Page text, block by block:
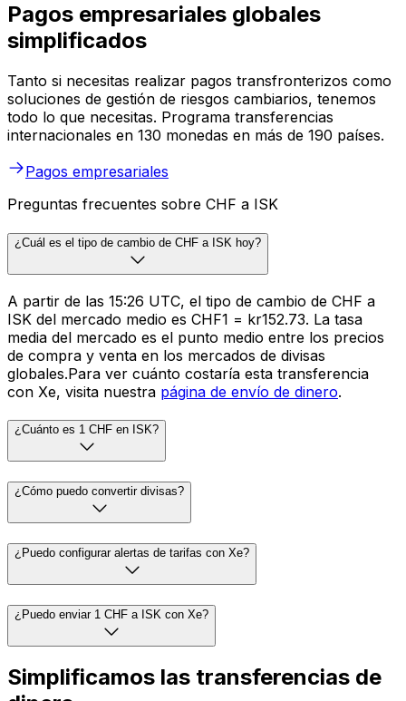
Pagos empresariales globales
simplificados
Tanto si necesitas realizar pagos transfronterizos como
soluciones de gestión de riesgos cambiarios, tenemos
todo lo que necesitas. Programa transferencias
internacionales en 130 monedas en más de 190 países.
Pagos empresariales
Preguntas frecuentes sobre CHF a ISK
¿Cuál es el tipo de cambio de CHF a ISK hoy?
A partir de las 15:26 UTC, el tipo de cambio de CHF a
ISK del mercado medio es CHF1 = kr152.73. La tasa
media del mercado es el punto medio entre los precios
de compra y venta en los mercados de divisas
globales.Para ver cuánto costaría esta transferencia
con Xe, visita nuestra página de envío de dinero.
¿Cuánto es 1 CHF en ISK?
¿Cómo puedo convertir divisas?
¿Puedo configurar alertas de tarifas con Xe?
¿Puedo enviar 1 CHF a ISK con Xe?
Simplificamos las transferencias de